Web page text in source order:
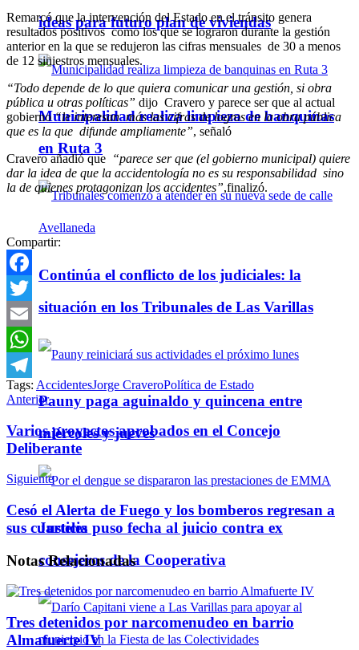
ideas para futuro plan de viviendas
Municipalidad realiza limpieza de banquinas
en Ruta 3
Continúa el conflicto de los judiciales: la
situación en los Tribunales de Las Varillas
Pauny paga aguinaldo y quincena entre
miércoles y jueves
Justicia puso fecha al juicio contra ex
consejeros de la Cooperativa
Remarcó que la intervención del Estado en el tránsito genera
resultados positivos como los que se lograron durante la gestión
anterior en la que se redujeron las cifras mensuales de 30 a menos
de 12 siniestros mensuales.
“Todo depende de lo que quiera comunicar una gestión, si obra
pública u otras políticas” dijo Cravero y parece ser que al actual
gobierno“le interesan más las cifras de logros en la obra pública
que es la que difunde ampliamente”, señaló
Cravero añadió que “parece ser que (el gobierno municipal) quiere
dar la idea de que la accidentología no es su responsabilidad sino
la de quienes protagonizan los accidentes”,finalizó.
Compartir:
Facebook
Twitter
Email
WhatsApp
Telegram
Tags: AccidentesJorge CraveroPolítica de Estado
Anterior
Varios proyectos aprobados en el Concejo
Deliberante
Siguiente
Cesó el Alerta de Fuego y los bomberos regresan a
sus cuarteles
NotasRelacionadas
Tres detenidos por narcomenudeo en barrio
Almafuerte IV